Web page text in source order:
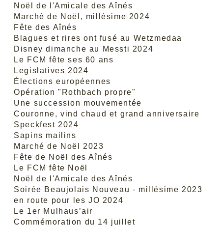
Noël de l'Amicale des Aînés
Marché de Noël, millésime 2024
Fête des Aînés
Blagues et rires ont fusé au Wetzmedaa
Disney dimanche au Messti 2024
Le FCM fête ses 60 ans
Legislatives 2024
Élections européennes
Opération "Rothbach propre"
Une succession mouvementée
Couronne, vind chaud et grand anniversaire
Speckfest 2024
Sapins mailins
Marché de Noël 2023
Fête de Noël des Aînés
Le FCM fête Noël
Noël de l'Amicale des Aînés
Soirée Beaujolais Nouveau - millésime 2023
en route pour les JO 2024
Le 1er Mulhaus’air
Commémoration du 14 juillet